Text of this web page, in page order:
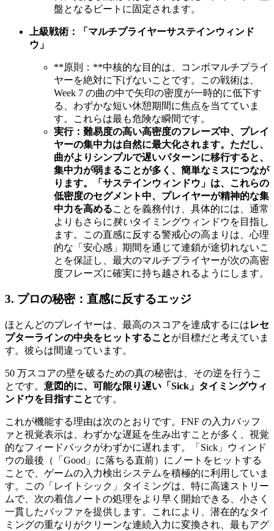
盤となるビートに固定されます。
上級戦術：「マルチプライヤーサステインウィンド
ウ」
**原則：**中核的な目的は、コンボマルチプライ
ヤーを絶対に下げないことです。この戦術は、
Week 7 の曲の中で矢印の密度が一時的に低下す
る、わずかな短い休憩期間に焦点を当てていま
す。これらは最も危険な瞬間です。
実行： 難易度の高い高密度のフレーズ中、プレイ
ヤーの集中力は自然に最大化されます。ただし、
曲がよりシンプルで遅いパターンに移行すると、
集中力が弱まることが多く、簡単なミスにつなが
ります。「サステインウィンドウ」は、これらの
低密度のセグメント中、プレイヤーが精神的な集
中力を高めることを義務付け、具体的には、通常
よりもさらに狭いタイミングウィンドウを目指し
ます。この直感に反する警戒心の高まりは、心理
的な「安心感」期間を通じて連鎖が途切れないこ
とを保証し、最大のマルチプライヤーが次の高密
度フレーズに確実に持ち越されるようにします。
3. プロの秘密：直感に反するエッジ
ほとんどのプレイヤーは、最高のスコアを達成するにはレセ
プターラインの中央をヒットすることが目標だと考えていま
す。彼らは間違っています。
50 万スコアの壁を破るための真の秘密は、その逆を行うこ
とです。 意図的に、可能な限り遅い「Sick」タイミングウィ
ンドウを目指すことです。
これが機能する理由は次のとおりです。FNF の入力バッフ
ァと視覚表示は、わずかな遅延を生み出すことが多く、視覚
的なフィードバックがわずかに遅れます。「Sick」ウィンド
ウの最後（「Good」に落ちる直前）にノートをヒットする
ことで、ゲームの入力検出システムを積極的に利用していま
す。この「レイトシック」タイミングは、特に高速ストリー
ムで、次の着信ノートの処理をより早く開始できる、小さく
一貫したバッファを提供します。これにより、潜在的なタイ
ミングの重なりがクリーンな連続入力に変換され、最もアグ